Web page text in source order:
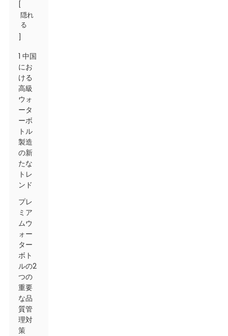
隠れ
る
1 中国
にお
ける
高級
ウォ
ータ
ーボ
トル
製造
の新
たな
トレ
ンド
プレ
ミア
ムウ
ォー
ター
ボト
ルの2
つの
重要
な品
質管
理対
策